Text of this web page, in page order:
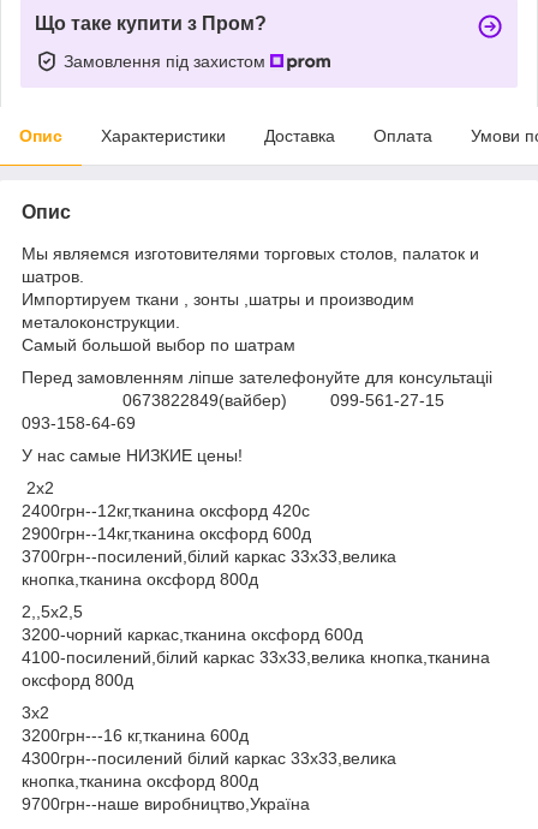
Що таке купити з Пром?
Замовлення під захистом
Опис Характеристики Доставка Оплата Умови
Опис
Мы являемся изготовителями торговых столов, палаток и
шатров.
Импортируем ткани , зонты ,шатры и производим
металоконструкции.
Самый большой выбор по шатрам
Перед замовленням ліпше зателефонуйте для консультаціі
0673822849(вайбер) 099-561-27-15
093-158-64-69
У нас самые НИЗКИЕ цены!
2х2
2400грн--12кг,тканина оксфорд 420с
2900грн--14кг,тканина оксфорд 600д
3700грн--посилений,білий каркас 33х33,велика
кнопка,тканина оксфорд 800д
2,,5х2,5
3200-чорний каркас,тканина оксфорд 600д
4100-посилений,білий каркас 33х33,велика кнопка,тканина
оксфорд 800д
3х2
3200грн---16 кг,тканина 600д
4300грн--посилений білий каркас 33х33,велика
кнопка,тканина оксфорд 800д
9700грн--наше виробництво,Україна